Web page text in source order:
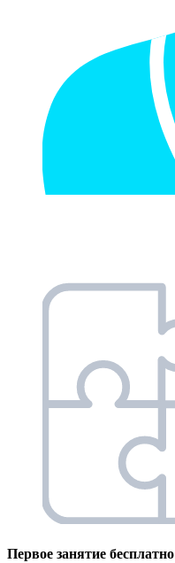
Первое занятие бесплатно